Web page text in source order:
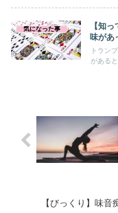
気になった事
【知
味があ
トラン
がある
【びっくり】味音